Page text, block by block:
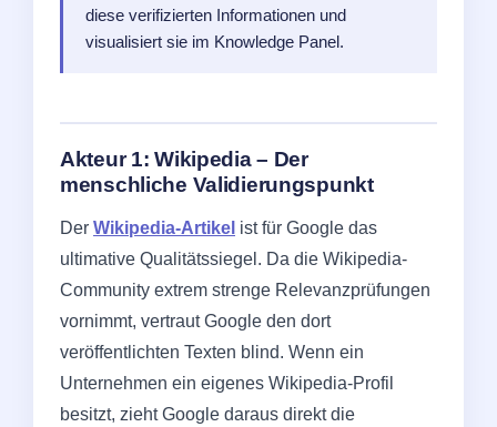
diese verifizierten Informationen und
visualisiert sie im Knowledge Panel.
Akteur 1: Wikipedia – Der
menschliche Validierungspunkt
Der Wikipedia-Artikel ist für Google das
ultimative Qualitätssiegel. Da die Wikipedia-
Community extrem strenge Relevanzprüfungen
vornimmt, vertraut Google den dort
veröffentlichten Texten blind. Wenn ein
Unternehmen ein eigenes Wikipedia-Profil
besitzt, zieht Google daraus direkt die